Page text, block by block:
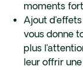
moments
Ajout
vous donne
plus
leur offrir